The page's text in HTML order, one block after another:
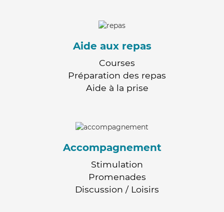
Aide aux repas
Courses
Préparation des repas
Aide à la prise
Accompagnement
Stimulation
Promenades
Discussion / Loisirs